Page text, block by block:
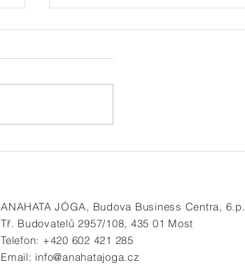
ANAHATA JÓGA, Budova Business Centra, 6.p.
Tř. Budovatelů 2957/108, 435 01 Most
Telefon: +420 602 421 285
Email: info@anahatajoga.cz